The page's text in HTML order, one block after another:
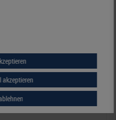
2025, inklusive Ringbinder-Set
akzeptieren